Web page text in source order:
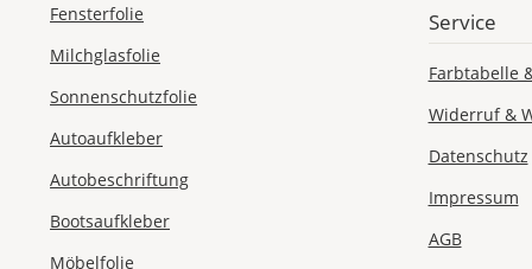
Fensterfolie
Milchglasfolie
Sonnenschutzfolie
Autoaufkleber
Autobeschriftung
Bootsaufkleber
Möbelfolie
Service
Farbtabelle
Widerruf &
Datenschutz
Impressum
AGB